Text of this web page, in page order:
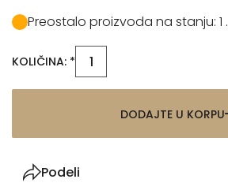
Preostalo proizvoda na stanju: 1 .
KOLIČINA: *
DODAJTE U KORPU
Podeli